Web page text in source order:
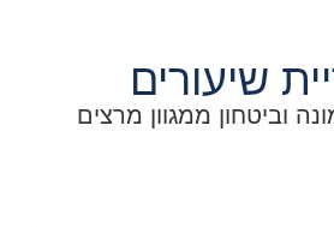
שיעורים
וביטחון ממגוון מרצים